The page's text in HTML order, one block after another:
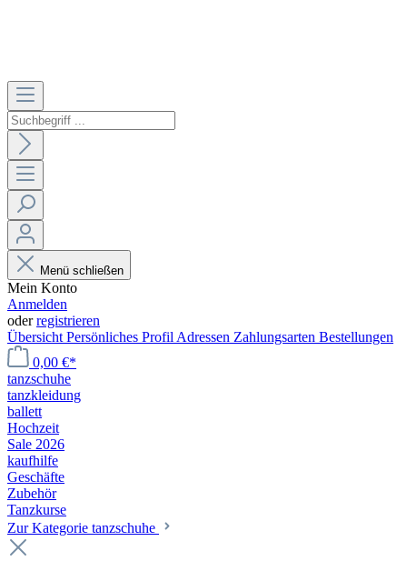
Menü schließen
Mein Konto
Anmelden
oderregistrieren
Übersicht Persönliches Profil Adressen Zahlungsarten Bestellungen
0,00 €*
tanzschuhe
tanzkleidung
ballett
Hochzeit
Sale 2026
kaufhilfe
Geschäfte
Zubehör
Tanzkurse
Zur Kategorie tanzschuhe